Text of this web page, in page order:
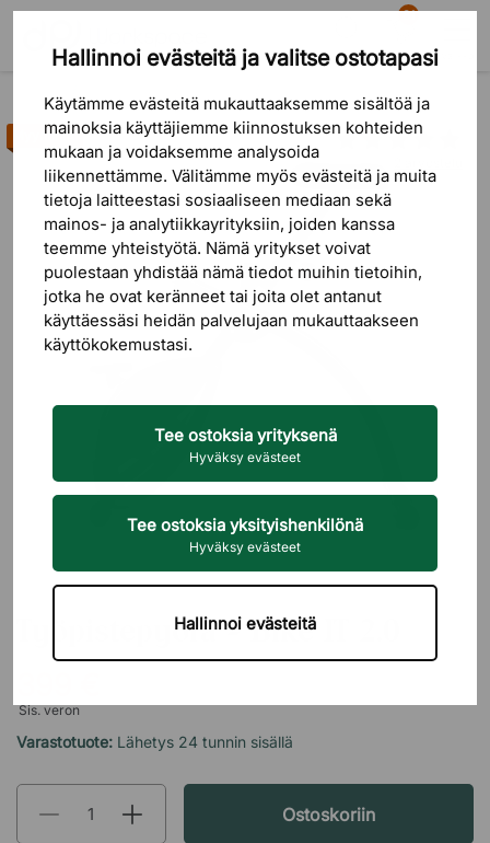
Hallinnoi evästeitä ja valitse ostotapasi
Käytämme evästeitä mukauttaaksemme sisältöä ja
mainoksia käyttäjiemme kiinnostuksen kohteiden
mukaan ja voidaksemme analysoida
liikennettämme. Välitämme myös evästeitä ja muita
tietoja laitteestasi sosiaaliseen mediaan sekä
mainos- ja analytiikkayrityksiin, joiden kanssa
teemme yhteistyötä. Nämä yritykset voivat
puolestaan ​​yhdistää nämä tiedot muihin tietoihin,
jotka he ovat keränneet tai joita olet antanut
käyttäessäsi heidän palvelujaan mukauttaakseen
käyttökokemustasi.
Tee ostoksia yrityksenä
Hyväksy evästeet
Tee ostoksia yksityishenkilönä
Hyväksy evästeet
Hallinnoi evästeitä
Etsi
81
Ostoskori
Myyntihitti
SARPSBORG METALL
Työpistepyörä - Bike IT 2.0
Sis. veron
Varastotuote: Lähetys 24 tunnin sisällä
Ostoskoriin